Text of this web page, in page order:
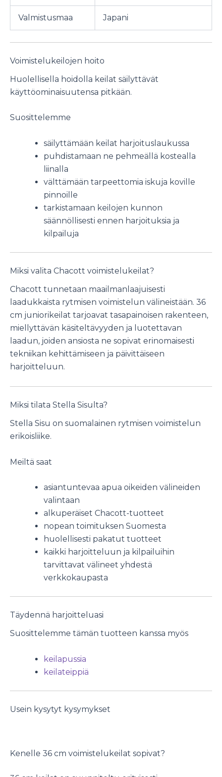
Valmistusmaa Japani
Voimistelukeilojen hoito
Huolellisella hoidolla keilat säilyttävät
käyttöominaisuutensa pitkään.
Suosittelemme
säilyttämään keilat harjoituslaukussa
puhdistamaan ne pehmeällä kostealla
liinalla
välttämään tarpeettomia iskuja koville
pinnoille
tarkistamaan keilojen kunnon
säännöllisesti ennen harjoituksia ja
kilpailuja
Miksi valita Chacott voimistelukeilat?
Chacott tunnetaan maailmanlaajuisesti
laadukkaista rytmisen voimistelun välineistään. 36
cm juniorikeilat tarjoavat tasapainoisen rakenteen,
miellyttävän käsiteltävyyden ja luotettavan
laadun, joiden ansiosta ne sopivat erinomaisesti
tekniikan kehittämiseen ja päivittäiseen
harjoitteluun.
Miksi tilata Stella Sisulta?
Stella Sisu on suomalainen rytmisen voimistelun
erikoisliike.
Meiltä saat
asiantuntevaa apua oikeiden välineiden
valintaan
alkuperäiset Chacott-tuotteet
nopean toimituksen Suomesta
huolellisesti pakatut tuotteet
kaikki harjoitteluun ja kilpailuihin
tarvittavat välineet yhdestä
verkkokaupasta
Täydennä harjoitteluasi
Suosittelemme tämän tuotteen kanssa myös
keilapussia
keilateippiä
Usein kysytyt kysymykset
Kenelle 36 cm voimistelukeilat sopivat?